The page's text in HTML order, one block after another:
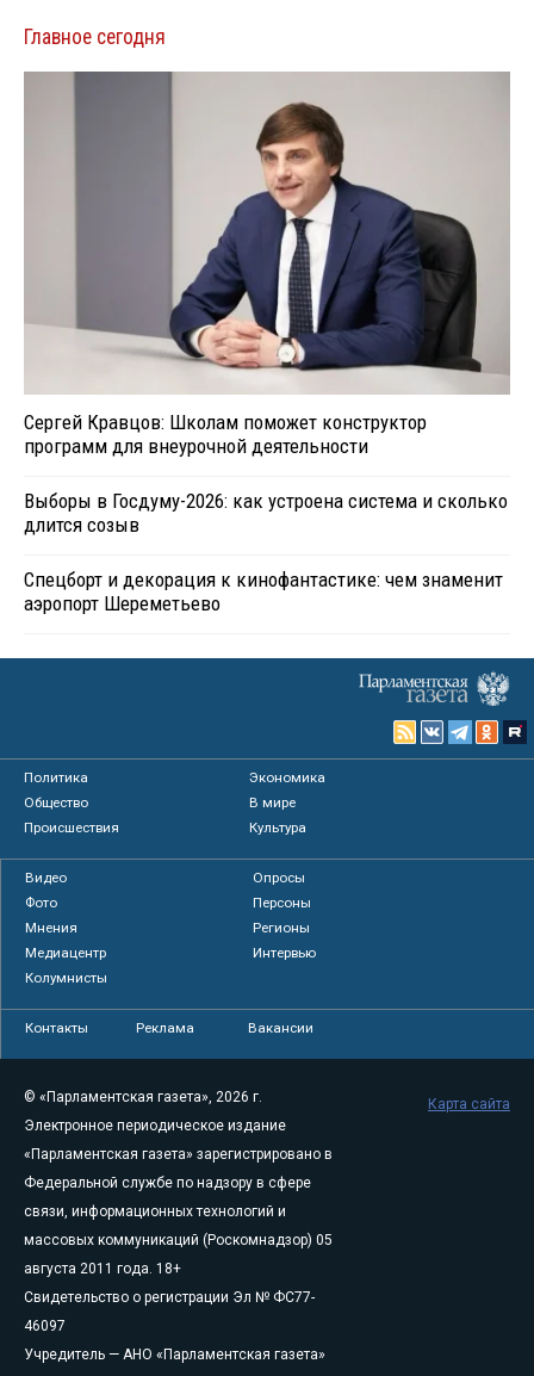
Главное сегодня
Сергей Кравцов: Школам поможет конструктор
программ для внеурочной деятельности
Выборы в Госдуму-2026: как устроена система и сколько
длится созыв
Спецборт и декорация к кинофантастике: чем знаменит
аэропорт Шереметьево
Политика
Экономика
Общество
В мире
Происшествия
Культура
Видео
Опросы
Фото
Персоны
Мнения
Регионы
Медиацентр
Интервью
Колумнисты
Контакты Реклама Вакансии
© «Парламентская газета», 2026 г.
Электронное периодическое издание
«Парламентская газета» зарегистрировано в
Федеральной службе по надзору в сфере
связи, информационных технологий и
массовых коммуникаций (Роскомнадзор) 05
августа 2011 года. 18+
Свидетельство о регистрации Эл № ФС77-
46097
Учредитель — АНО «Парламентская газета»
Карта сайта